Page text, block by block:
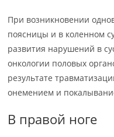
При возникновении
поясницы и в коленном
развития нарушений в
онкологии половых
результате
онемением и
В правой ноге